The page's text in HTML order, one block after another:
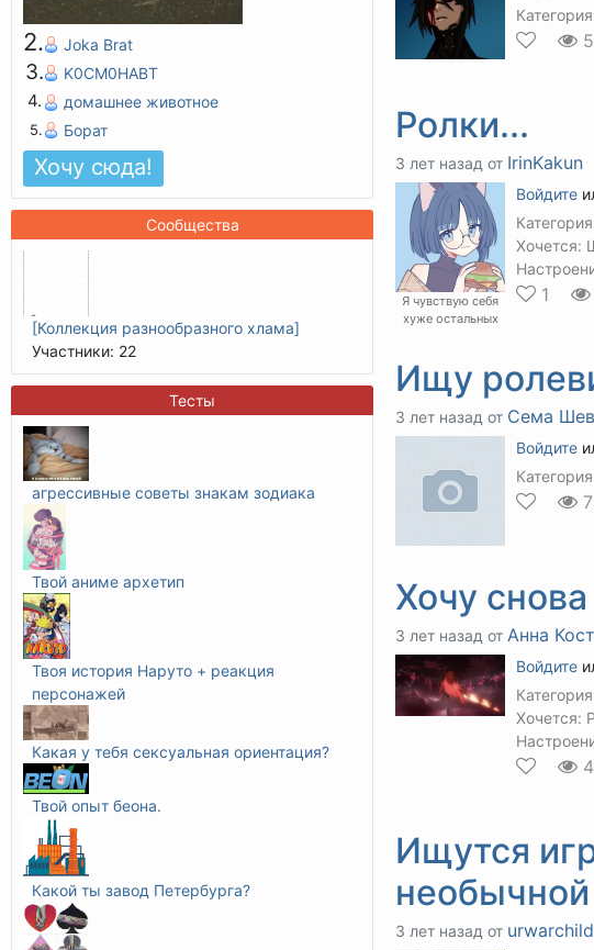
Joka Brat
K0CM0HABT
домашнее животное
Борат
Хочу сюда
Сообщества
[Коллекция разнообразного хлама]
Участники: 22
Тесты
агрессивные советы знакам зодиака
Твой аниме архетип
Твоя история Наруто + реакция
персонажей
Какая у тебя сексуальная ориентация?
Твой опыт беона.
Какой ты завод Петербурга?
Ролки...
3 лет назад от IrinKakun
Я чувствую себя
хуже остальных
Войдите
Хочется:
1
Ищу
3 лет назад от Сема
Войдите
Хочу
3 лет назад от Анна
Войдите
Хочется:
Ищутся
3 лет назад от urwarchild